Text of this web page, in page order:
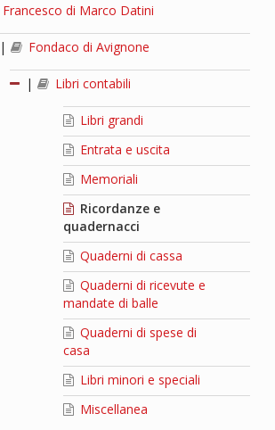
Francesco di Marco Datini
| Fondaco di Avignone
| Libri contabili
Libri grandi
Entrata e uscita
Memoriali
Ricordanze e
quadernacci
Quaderni di cassa
Quaderni di ricevute e
mandate di balle
Quaderni di spese di
casa
Libri minori e speciali
Miscellanea